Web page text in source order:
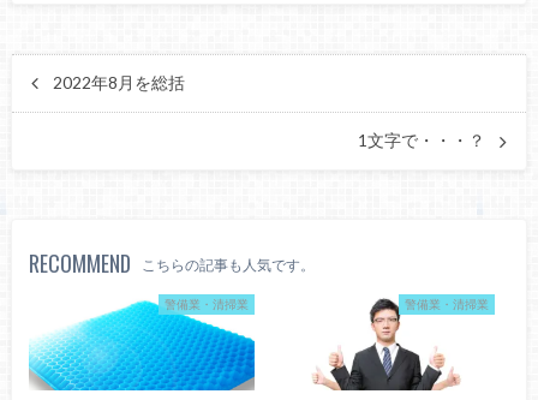
2022年8月を総括
1文字で・・・？
RECOMMEND こちらの記事も人気です。
警備業・清掃業 警備業・清掃業